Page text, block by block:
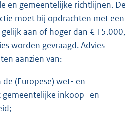
en gemeentelijke richtlijnen. De
moet bij opdrachten met een
aan of hoger dan € 15.000,
worden gevraagd. Advies
aanzien van:
(Europese) wet- en
gemeentelijke inkoop- en